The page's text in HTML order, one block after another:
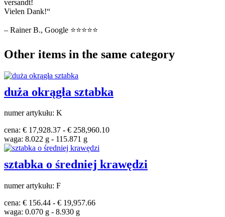
versandt!
Vielen Dank!“
– Rainer B., Google ⭐⭐⭐⭐⭐
Other items in the same category
duża okrągła sztabka
numer artykułu: K
cena: € 17,928.37 - € 258,960.10
waga: 8.022 g - 115.871 g
sztabka o średniej krawędzi
numer artykułu: F
cena: € 156.44 - € 19,957.66
waga: 0.070 g - 8.930 g